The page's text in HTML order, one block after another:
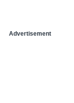
Advertisement